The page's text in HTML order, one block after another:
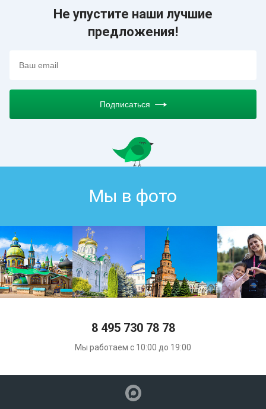
Не упустите наши лучшие
предложения!
Подписаться
Мы в фото
8 495 730 78 78
Мы работаем с 10:00 до 19:00